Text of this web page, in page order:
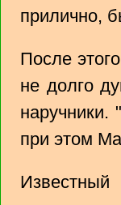
прилично,
После
не долго
при этом